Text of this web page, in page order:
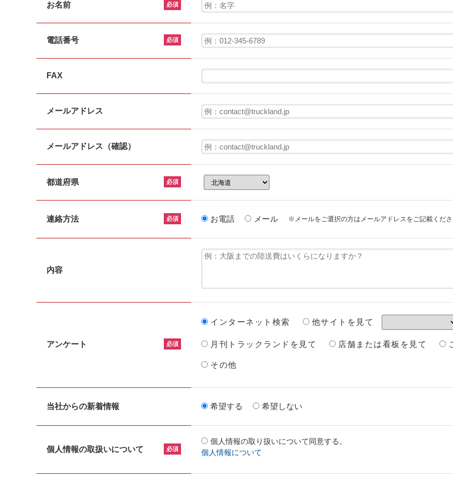
お名前 必須
電話番号 必須
FAX
メールアドレス
メールアドレス（確認）
都道府県 必須
連絡方法 必須 お電話 メール ※メールをご選択の方はメールアドレスをご記載くだ
内容
アンケート 必須
インターネット検索 他サイトを見て
月刊トラックランドを見て 店舗または看板を見て
その他
当社からの新着情報 希望する 希望しない
個人情報の取扱いについて 必須
個人情報の取り扱いについて同意する。
個人情報について